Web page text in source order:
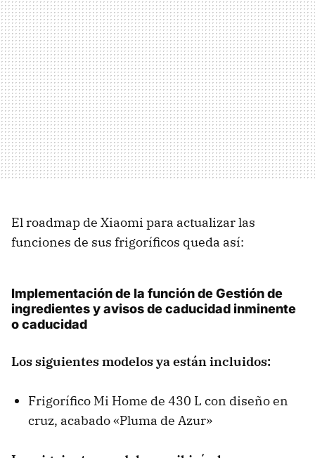
El roadmap de Xiaomi para actualizar las
funciones de sus frigoríficos queda así:
Implementación de la función de Gestión de
ingredientes y avisos de caducidad inminente
o caducidad
Los siguientes modelos ya están incluidos:
Frigorífico Mi Home de 430 L con diseño en
cruz, acabado «Pluma de Azur»